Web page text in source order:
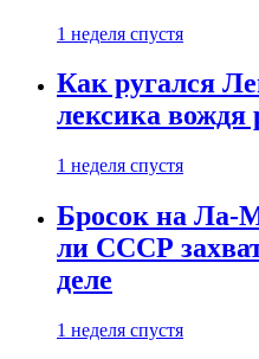
1 неделя спустя
Как ругался
лексика вождя
1 неделя спустя
Бросок на Ла-
ли СССР
деле
1 неделя спустя